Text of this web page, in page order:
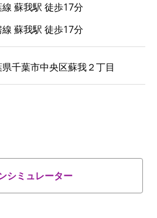
蘇我駅 徒歩17分
線 蘇我駅 徒歩17分
千葉市中央区蘇我２丁目
シミュレーター